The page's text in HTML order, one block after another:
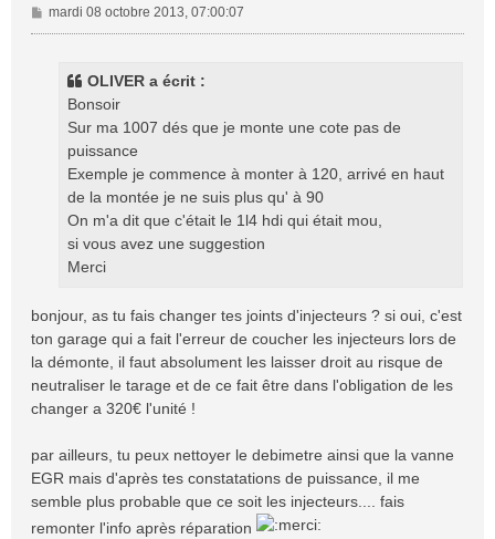
M
e
mardi 08 octobre 2013, 07:00:07
OLIVER a écrit :
Bonsoir
Sur ma 1007 dés que je monte une cote pas de
puissance
Exemple je commence à monter à 120, arrivé en haut
de la montée je ne suis plus qu' à 90
On m'a dit que c'était le 1l4 hdi qui était mou,
si vous avez une suggestion
Merci
bonjour, as tu fais changer tes joints d'injecteurs ? si oui, c'est
ton garage qui a fait l'erreur de coucher les injecteurs lors de
la démonte, il faut absolument les laisser droit au risque de
neutraliser le tarage et de ce fait être dans l'obligation de les
changer a 320€ l'unité !
par ailleurs, tu peux nettoyer le debimetre ainsi que la vanne
EGR mais d'après tes constatations de puissance, il me
semble plus probable que ce soit les injecteurs.... fais
remonter l'info après réparation